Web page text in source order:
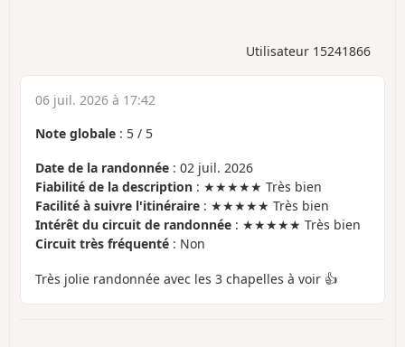
Utilisateur 15241866
06 juil. 2026 à 17:42
Note globale : 5 / 5
Date de la randonnée : 02 juil. 2026
Fiabilité de la description : ★★★★★ Très bien
Facilité à suivre l'itinéraire : ★★★★★ Très bien
Intérêt du circuit de randonnée : ★★★★★ Très bien
Circuit très fréquenté : Non
Très jolie randonnée avec les 3 chapelles à voir 👍